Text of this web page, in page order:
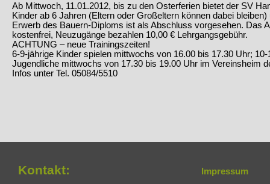
Ab Mittwoch, 11.01.2012, bis zu den Osterferien bietet der SV
Kinder ab 6 Jahren (Eltern oder Großeltern können dabei
Erwerb des Bauern-Diploms ist als Abschluss vorgesehen. Das
kostenfrei, Neuzugänge bezahlen 10,00 € Lehrgangsgebühr.
ACHTUNG – neue Trainingszeiten!
6-9-jährige Kinder spielen mittwochs von 16.00 bis 17.30 Uhr;
Jugendliche mittwochs von 17.30 bis 19.00 Uhr im Vereinsheim
Infos unter Tel. 05084/5510
Kontakt:
Impressum